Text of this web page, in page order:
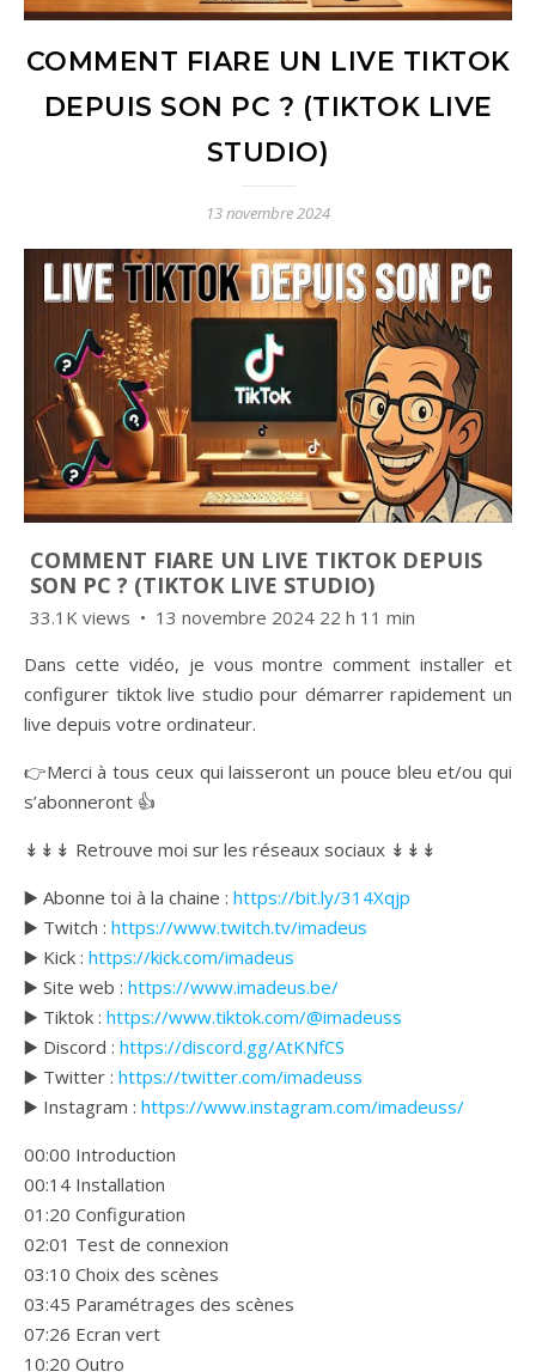
COMMENT FIARE UN LIVE TIKTOK
DEPUIS SON PC ? (TIKTOK LIVE
STUDIO)
13 novembre 2024
COMMENT FIARE UN LIVE TIKTOK DEPUIS
SON PC ? (TIKTOK LIVE STUDIO)
33.1K views
13 novembre 2024 22 h 11 min
Dans cette vidéo, je vous montre comment installer et
configurer tiktok live studio pour démarrer rapidement un
live depuis votre ordinateur.
👉Merci à tous ceux qui laisseront un pouce bleu et/ou qui
s’abonneront 👍
↡↡↡ Retrouve moi sur les réseaux sociaux ↡↡↡
▶️ Abonne toi à la chaine : https://bit.ly/314Xqjp
▶️ Twitch : https://www.twitch.tv/imadeus
▶️ Kick : https://kick.com/imadeus
▶️ Site web : https://www.imadeus.be/
▶️ Tiktok : https://www.tiktok.com/@imadeuss
▶️ Discord : https://discord.gg/AtKNfCS
▶️ Twitter : https://twitter.com/imadeuss
▶️ Instagram : https://www.instagram.com/imadeuss/
00:00 Introduction
00:14 Installation
01:20 Configuration
02:01 Test de connexion
03:10 Choix des scènes
03:45 Paramétrages des scènes
07:26 Ecran vert
10:20 Outro